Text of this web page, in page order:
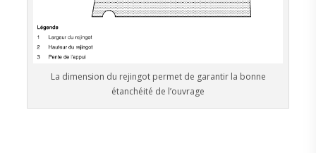
La dimension du rejingot permet de garantir la bonne
étanchéité de l’ouvrage